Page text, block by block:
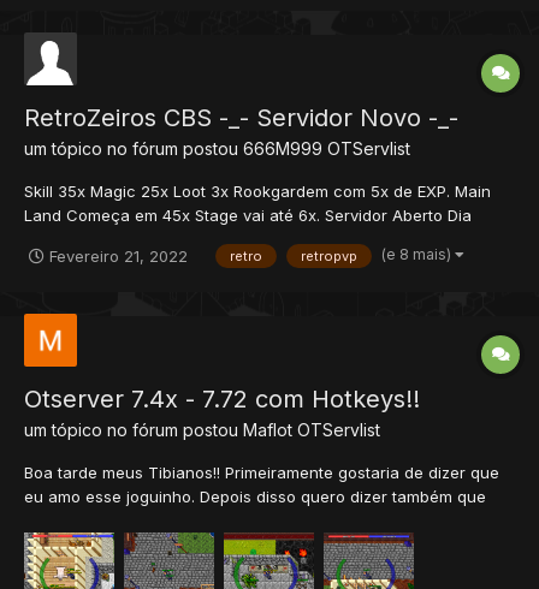
RetroZeiros CBS -_- Servidor Novo -_-
um tópico no fórum postou 666M999 OTServlist
Skill 35x Magic 25x Loot 3x Rookgardem com 5x de EXP. Main
Land Começa em 45x Stage vai até 6x. Servidor Aberto Dia
DE ABERTURA! Servidor 100% Retro e OldSchool. Sem Itens
Fevereiro 21, 2022 retro retropvp (e 8 mais)
Otserver 7.4x - 7.72 com Hotkeys!!
um tópico no fórum postou Maflot OTServlist
Boa tarde meus Tibianos!! Primeiramente gostaria de dizer que
eu amo esse joguinho. Depois disso quero dizer também que
muito hard! Acabei por criar um otserver nessa versão adaptada
(Com Hotkeys on target) e exp mais alto...